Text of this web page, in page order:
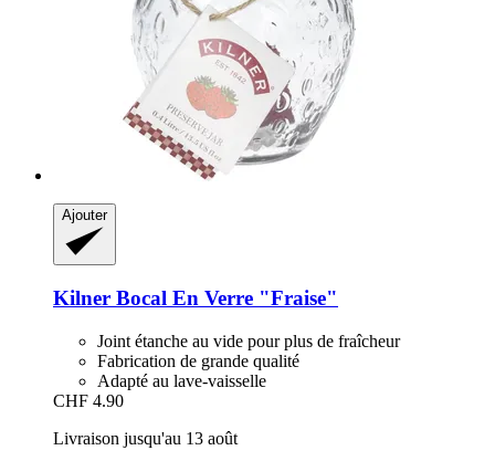
Ajouter
Kilner Bocal En Verre "Fraise"
Joint étanche au vide pour plus de fraîcheur
Fabrication de grande qualité
Adapté au lave-vaisselle
CHF 4.90
Livraison jusqu'au 13 août